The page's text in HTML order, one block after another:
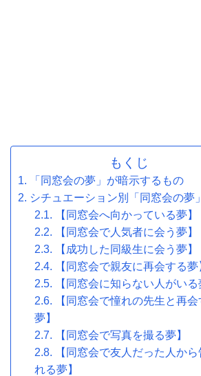
もくじ
「同窓会の夢」が暗示するもの
シチュエーション別「同窓会の夢
【同窓会へ向かっている夢】
【同窓会で人気者に会う夢】
【成功した同級生に会う夢】
【同窓会で親友に再会する夢
【同窓会に知らない人がいる
【同窓会で憧れの先生と再会
夢】
【同窓会で写真を撮る夢】
【同窓会で友人だった人から
れる夢】